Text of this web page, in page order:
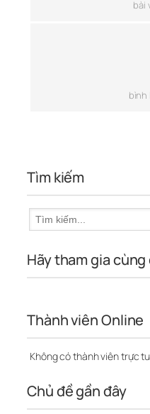
bài
bình
Tìm kiếm
Hãy tham gia
Thành viên Online
Không có thành viên trực
Chủ đề gần đây